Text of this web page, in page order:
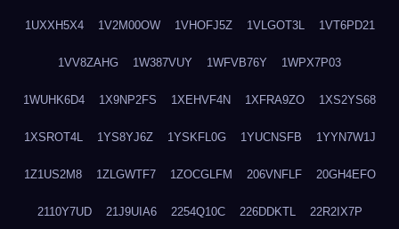
1UXXH5X4 1V2M00OW 1VHOFJ5Z 1VLGOT3L 1VT6PD21
1VV8ZAHG 1W387VUY 1WFVB76Y 1WPX7P03
1WUHK6D4 1X9NP2FS 1XEHVF4N 1XFRA9ZO 1XS2YS68
1XSROT4L 1YS8YJ6Z 1YSKFL0G 1YUCNSFB 1YYN7W1J
1Z1US2M8 1ZLGWTF7 1ZOCGLFM 206VNFLF 20GH4EFO
2110Y7UD 21J9UIA6 2254Q10C 226DDKTL 22R2IX7P